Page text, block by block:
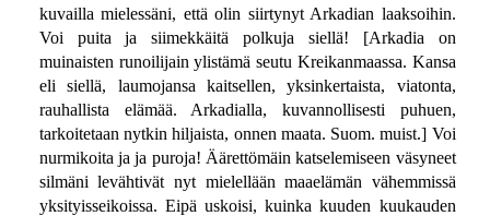
kuvailla mielessäni, että olin siirtynyt Arkadian laaksoihin.
Voi puita ja siimekkäitä polkuja siellä! [Arkadia on
muinaisten runoilijain ylistämä seutu Kreikanmaassa. Kansa
eli siellä, laumojansa kaitsellen, yksinkertaista, viatonta,
rauhallista elämää. Arkadialla, kuvannollisesti puhuen,
tarkoitetaan nytkin hiljaista, onnen maata. Suom. muist.] Voi
nurmikoita ja ja puroja! Äärettömäin katselemiseen väsyneet
silmäni levähtivät nyt mielellään maaelämän vähemmissä
yksityisseikoissa. Eipä uskoisi, kuinka kuuden kuukauden